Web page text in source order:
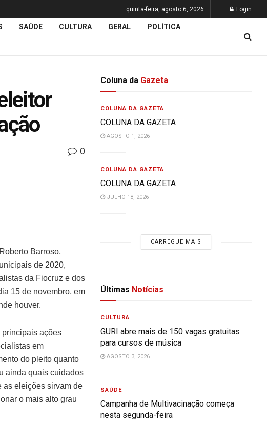
quinta-feira, agosto 6, 2026 Login
SAÚDE CULTURA GERAL POLÍTICA
0
Barroso,
de 2020,
da Fiocruz e dos
15 de novembro, em
houver.
principais ações
em
do pleito quanto
ainda quais cuidados
as eleições sirvam de
o mais alto grau
Coluna da Gazeta
COLUNA DA GAZETA
COLUNA DA GAZETA
AGOSTO 1, 2026
COLUNA DA GAZETA
COLUNA DA GAZETA
JULHO 18, 2026
CARREGUE MAIS
Últimas Notícias
CULTURA
GURI abre mais de 150 vagas gratuitas
para cursos de música
AGOSTO 3, 2026
SAÚDE
Campanha de Multivacinação começa
nesta segunda-feira